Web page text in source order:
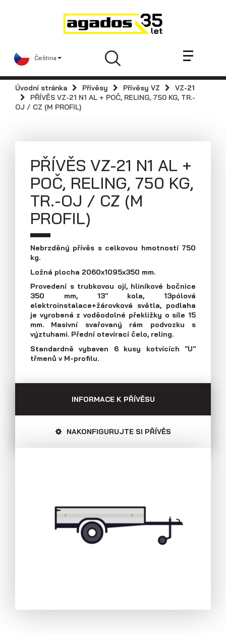
Čeština
Novinky a články
Prodejci
Kontakt
Videa
AGADOS
Skladové přívěsy
Praktické informace
Kariéra
Navštivte nás
Průmyslová 2081, 594 01 Velké Meziříčí
Tel: +420 566 653 311
Fax: +420 566 653 368
E-mail: obchod@agados.cz
Sledujte nás
AGA KIT
Přívěsy s koly vedle ložné plochy
Přívěsy s koly vedle ložné plochy
Přívěsy s koly pod ložnou plochou
Úvodní stránka Přívěsy Přívěsy VZ
VZ-21
PŘÍVĚS VZ-21 N1 AL + POČ, RELING, 750 KG, TR.-
OJ / CZ (M PROFIL)
PŘÍVĚS VZ-21 N1 AL +
POČ, RELING, 750 KG,
TR.-OJ / CZ (M
PROFIL)
Nebrzděný přívěs s celkovou hmotností 750
kg.
Ložná plocha 2060x1095x350 mm.
Provedení s trubkovou ojí, hliníkové bočnice
350 mm, 13" kola, 13pólová
elektroinstalace+žárovková světla, podlaha
je vyrobená z voděodolné překližky o síle 15
mm. Masivní svařovaný rám podvozku s
výztuhami. Přední otevírací čelo, reling.
Standardně vybaven 6 kusy kotvících "U"
třmenů v M-profilu.
INFORMACE K PŘÍVĚSU
NAKONFIGURUJTE SI PŘÍVĚS